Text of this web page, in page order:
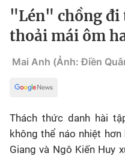
"Lén" chồng đi
thoải mái ôm
Mai Anh (Ảnh: Điền
Thách thức danh hài
không thể náo nhiệt
Giang và Ngô Kiến Huy